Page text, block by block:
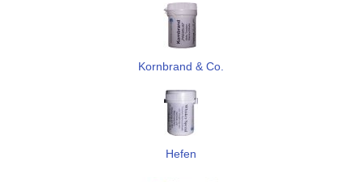
Kornbrand & Co.
Hefen